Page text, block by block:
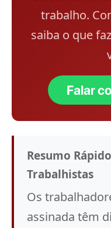
trabalho.
saiba o que
Falar
Resumo
Trabalhistas
Os
assinada têm